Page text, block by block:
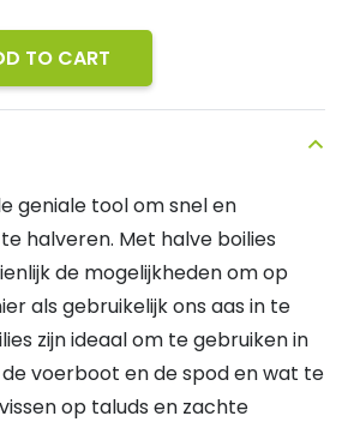
TO CART
geniale tool om snel en
halveren. Met halve boilies
de mogelijkheden om op
als gebruikelijk ons aas in te
zijn ideaal om te gebruiken in
voerboot en de spod en wat te
op taluds en zachte